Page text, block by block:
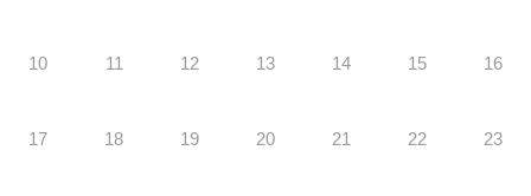
10 11 12 13 14 15 16
17 18 19 20 21 22 23